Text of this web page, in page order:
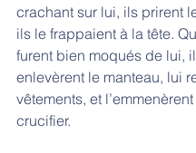
crachant sur lui, ils prirent
ils le frappaient à la tête.
furent bien moqués de lui,
enlevèrent le manteau, lui
vêtements, et
crucifier.